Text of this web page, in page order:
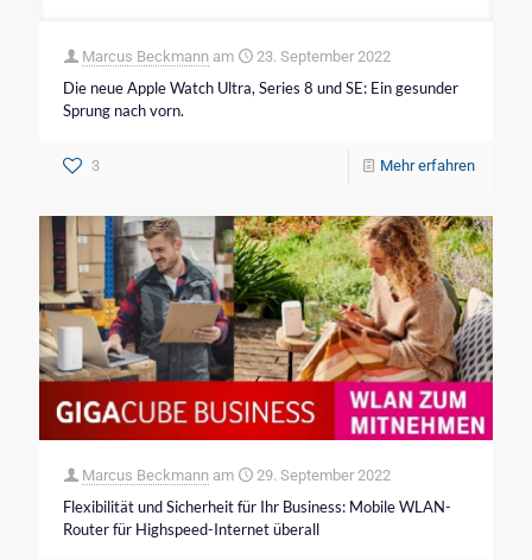
Marcus Beckmann am 23. September 2022
Die neue Apple Watch Ultra, Series 8 und SE: Ein gesunder
Sprung nach vorn.
3 Mehr erfahren
Marcus Beckmann am 29. September 2022
Flexibilität und Sicherheit für Ihr Business: Mobile WLAN-
Router für Highspeed-Internet überall